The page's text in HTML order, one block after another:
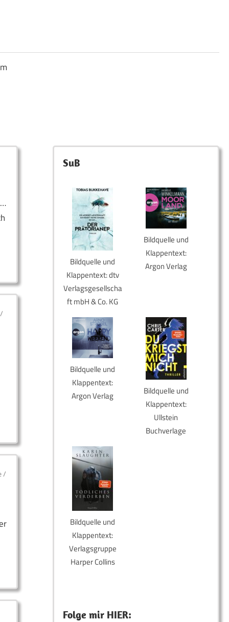
/
SuB
Bildquelle und
Klappentext: dtv
Verlagsgesellscha
ft mbH & Co. KG
Bildquelle und
Klappentext:
Argon Verlag
Bildquelle und
Klappentext:
Argon Verlag
Bildquelle und
Klappentext:
Ullstein
Buchverlage
Bildquelle und
Klappentext:
Verlagsgruppe
Harper Collins
Folge mir HIER: